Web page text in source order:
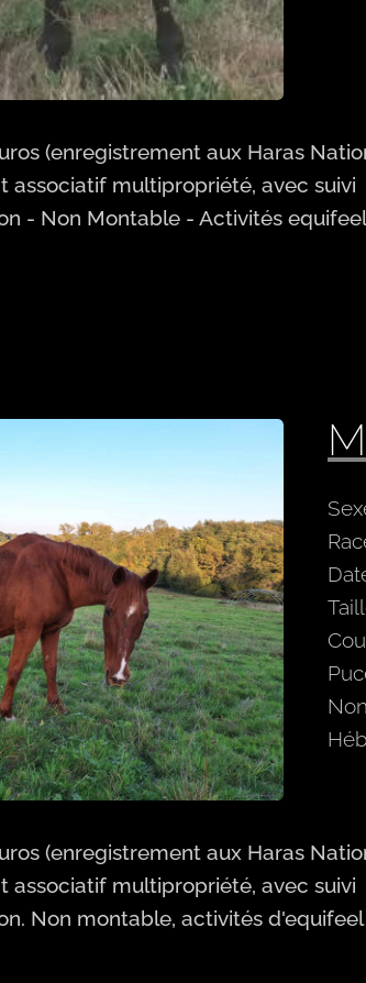
(enregistrement aux Haras
associatif multipropriété, avec suivi
- Non Montable - Activités
(enregistrement aux Haras
associatif multipropriété, avec suivi
Non montable, activités